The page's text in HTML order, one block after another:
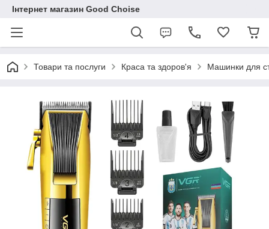
Інтернет магазин Good Choise
Товари та послуги Краса та здоров'я Машинки для